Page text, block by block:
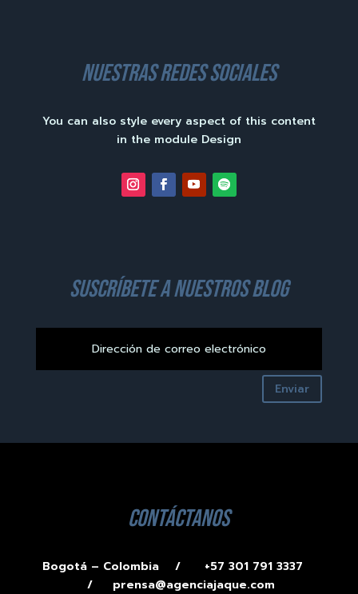
nuestras redes sociales
You can also style every aspect of this content
in the module Design
suscríbete a nuestros blog
Enviar
contáctanos
Bogotá – Colombia /
+57 301 791 3337
/ prensa@agenciajaque.com